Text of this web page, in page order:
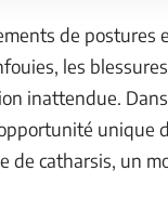
de
les
inattendue.
unique
de catharsis, un